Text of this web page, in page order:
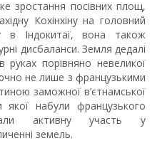
зростання посівних площ,
Кохінхіну на головний
в Індокитаї, вона також
дисбаланси. Земля дедалі
руках порівняно невеликої
не лише з французькими
заможної в’єтнамської
якої набули французького
активну участь у
земель.